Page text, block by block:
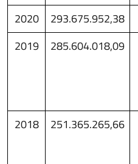
2020
293.675.952,38
2019
285.604.018,09
2018 251.365.265,66